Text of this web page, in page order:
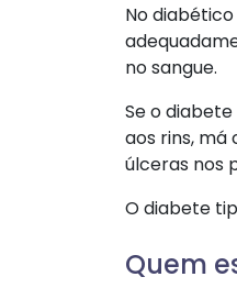
No
no sangue.
Se o
aos rins, má
úlceras nos
O diabete
Quem